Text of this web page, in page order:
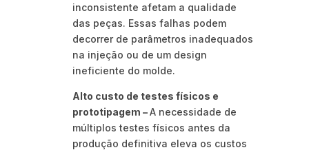
inconsistente afetam a qualidade
das peças. Essas falhas podem
decorrer de parâmetros inadequados
na injeção ou de um design
ineficiente do molde.
Alto custo de testes físicos e
prototipagem –A necessidade de
múltiplos testes físicos antes da
produção definitiva eleva os custos